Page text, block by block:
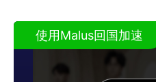
使用Malus回国加速